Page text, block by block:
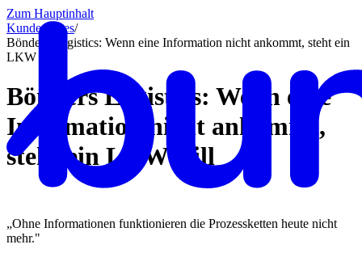
Zum Hauptinhalt
Kundencases​/
Bönders Logistics: Wenn eine Information nicht ankommt, steht ein
LKW still
Bönders Logistics: Wenn eine
Information nicht ankommt,
steht ein LKW still
„Ohne Informationen funktionieren die Prozessketten heute nicht
mehr."